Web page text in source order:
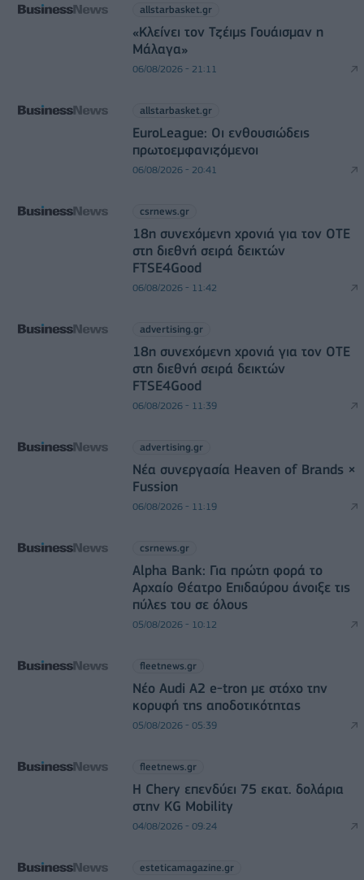
allstarbasket.gr
«Κλείνει τον Τζέιμς Γουάισμαν η
Μάλαγα»
06/08/2026 - 21:11
allstarbasket.gr
EuroLeague: Οι ενθουσιώδεις
πρωτοεμφανιζόμενοι
06/08/2026 - 20:41
csrnews.gr
18η συνεχόμενη χρονιά για τον ΟΤΕ
στη διεθνή σειρά δεικτών
FTSE4Good
06/08/2026 - 11:42
advertising.gr
18η συνεχόμενη χρονιά για τον ΟΤΕ
στη διεθνή σειρά δεικτών
FTSE4Good
06/08/2026 - 11:39
advertising.gr
Νέα συνεργασία Heaven of Brands ×
Fussion
06/08/2026 - 11:19
csrnews.gr
Alpha Bank: Για πρώτη φορά το
Αρχαίο Θέατρο Επιδαύρου άνοιξε τις
πύλες του σε όλους
05/08/2026 - 10:12
fleetnews.gr
Νέο Audi A2 e-tron με στόχο την
κορυφή της αποδοτικότητας
05/08/2026 - 05:39
fleetnews.gr
Η Chery επενδύει 75 εκατ. δολάρια
στην KG Mobility
04/08/2026 - 09:24
esteticamagazine.gr